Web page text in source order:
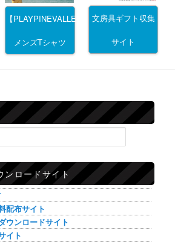
【PLAYPINEVALLEY】
メンズTシャツ
文房具ギフト収集
サイト
ンロードサイト
配布サイト
ウンロードサイト
イト